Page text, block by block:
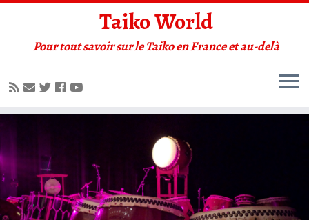
Taiko World
Pour tout savoir sur le Taiko en France et au-delà